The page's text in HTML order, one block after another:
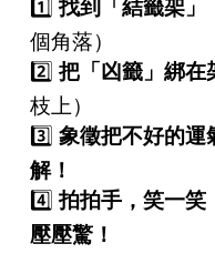
1️⃣找到「結籤架」
個角落）
2️⃣ 把「凶籤」綁在
枝上）
3️⃣ 象徵把不好的運
解！
4️⃣拍拍手，笑一笑
壓壓驚！